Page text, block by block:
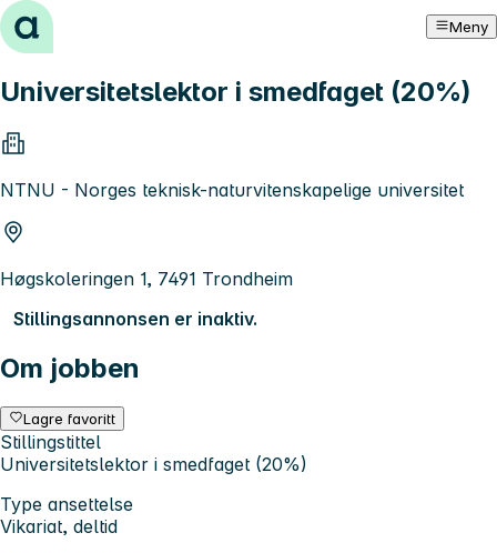
Hopp til innhold Meny
Universitetslektor i smedfaget (20%)
NTNU - Norges teknisk-naturvitenskapelige universitet
Høgskoleringen 1, 7491 Trondheim
Stillingsannonsen er inaktiv.
Om jobben
Lagre favoritt
Stillingstittel
Universitetslektor i smedfaget (20%)
Type ansettelse
Vikariat, deltid